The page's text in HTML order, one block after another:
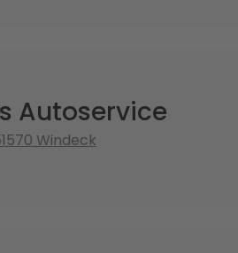
Autoservice
Windeck